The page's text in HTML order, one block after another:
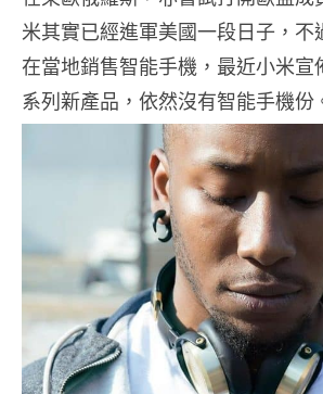
米其實已經進軍美國一段日子，不
在當地銷售智能手機，最近小米宣
系列新產品，依然沒有智能手機份